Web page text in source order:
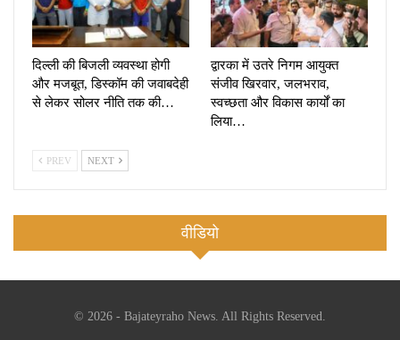
दिल्ली की बिजली व्यवस्था होगी
और मजबूत, डिस्कॉम की जवाबदेही
से लेकर सोलर नीति तक की…
द्वारका में उतरे निगम आयुक्त
संजीव खिरवार, जलभराव,
स्वच्छता और विकास कार्यों का
लिया…
PREV NEXT
वीडियो
© 2026 - Bajateyraho News. All Rights Reserved.